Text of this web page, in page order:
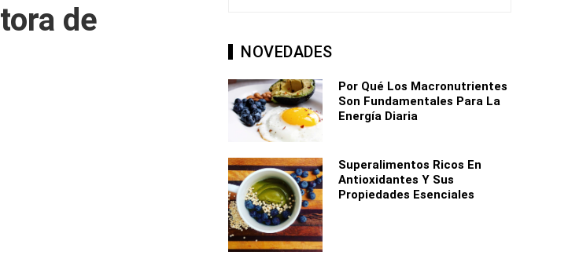
de
NOVEDADES
Por Qué Los Macronutrientes
Son Fundamentales Para La
Energía Diaria
Superalimentos Ricos En
Antioxidantes Y Sus
Propiedades Esenciales